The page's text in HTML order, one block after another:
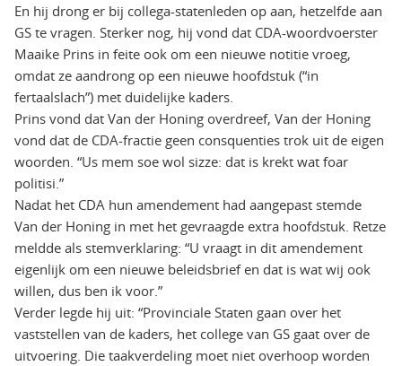
En hij drong er bij collega-statenleden op aan, hetzelfde aan
GS te vragen. Sterker nog, hij vond dat CDA-woordvoerster
Maaike Prins in feite ook om een nieuwe notitie vroeg,
omdat ze aandrong op een nieuwe hoofdstuk (“in
fertaalslach”) met duidelijke kaders.
Prins vond dat Van der Honing overdreef, Van der Honing
vond dat de CDA-fractie geen consquenties trok uit de eigen
woorden. “Us mem soe wol sizze: dat is krekt wat foar
politisi.”
Nadat het CDA hun amendement had aangepast stemde
Van der Honing in met het gevraagde extra hoofdstuk. Retze
meldde als stemverklaring: “U vraagt in dit amendement
eigenlijk om een nieuwe beleidsbrief en dat is wat wij ook
willen, dus ben ik voor.”
Verder legde hij uit: “Provinciale Staten gaan over het
vaststellen van de kaders, het college van GS gaat over de
uitvoering. Die taakverdeling moet niet overhoop worden